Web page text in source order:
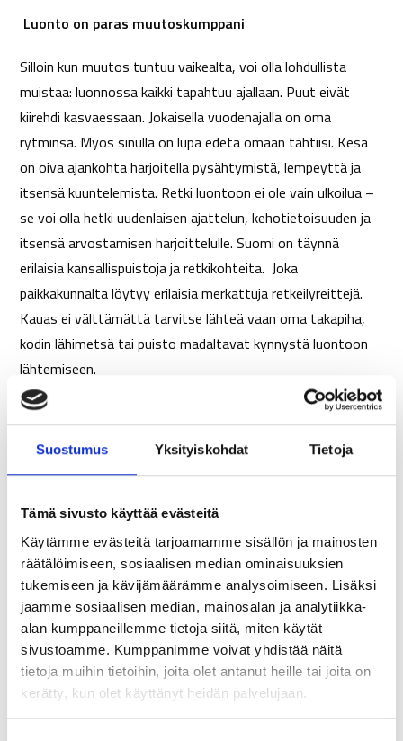
Suostumus Yksityiskohdat Tietoja
Tämä sivusto käyttää evästeitä
Käytämme evästeitä tarjoamamme sisällön ja mainosten
räätälöimiseen, sosiaalisen median ominaisuuksien
tukemiseen ja kävijämäärämme analysoimiseen. Lisäksi
jaamme sosiaalisen median, mainosalan ja analytiikka-
alan kumppaneillemme tietoja siitä, miten käytät
sivustoamme. Kumppanimme voivat yhdistää näitä
tietoja muihin tietoihin, joita olet antanut heille tai joita on
kerätty, kun olet käyttänyt heidän palvelujaan.
Luonto on paras muutoskumppani
Silloin kun muutos tuntuu vaikealta, voi olla lohdullista
muistaa: luonnossa kaikki tapahtuu ajallaan. Puut eivät
kiirehdi kasvaessaan. Jokaisella vuodenajalla on oma
rytminsä. Myös sinulla on lupa edetä omaan tahtiisi. Kesä
on oiva ajankohta harjoitella pysähtymistä, lempeyttä ja
itsensä kuuntelemista. Retki luontoon ei ole vain ulkoilua –
se voi olla hetki uudenlaisen ajattelun, kehotietoisuuden ja
itsensä arvostamisen harjoittelulle. Suomi on täynnä
erilaisia kansallispuistoja ja retkikohteita. Joka
paikkakunnalta löytyy erilaisia merkattuja retkeilyreittejä.
Kauas ei välttämättä tarvitse lähteä vaan oma takapiha,
kodin lähimetsä tai puisto madaltavat kynnystä luontoon
lähtemiseen.
Erikan vinkit luonnosta nauttimiseen kesällä:
Käy yhdessä itsellesi uudessa luontokohteessa tänä
kesänä. Vinkkejä retkelle saat mm. täältä:
https://www.luontoon.fi/fi
ystävien kanssa:
https://www.geocache.fi/terms/info.php
Kävele paljain jaloin luonnossa. Jalkapohjasi saavat
hierontaa ja maadoitat itseäsi. Tällöin tahti myös
hidastuu väkisin, kun askeleita on mietittävä tarkemmin.
Pulahda uimaan ja huomaa, kuinka vesi virkistää ja tuo
sinua lähemmäksi luontoa. Aamu- tai iltauinnit ovat